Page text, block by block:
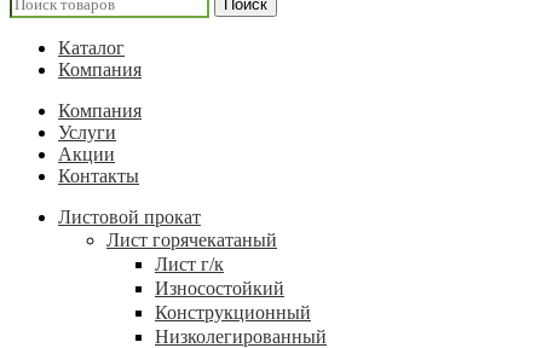
Поиск
Каталог
Компания
Компания
Услуги
Акции
Контакты
Листовой прокат
Лист горячекатаный
Лист г/к
Износостойкий
Конструкционный
Низколегированный